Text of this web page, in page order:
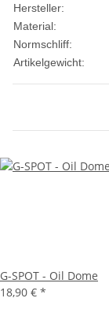
Hersteller:
Material:
Normschliff:
Artikelgewicht:
G-SPOT - Oil Dome
18,90 € *